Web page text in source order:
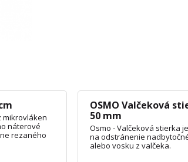
mikrovláken
náterové
rezaného
OSMO Valčeková
50 mm
Osmo - Valčeková stierka
na odstránenie
alebo vosku z valčeka.